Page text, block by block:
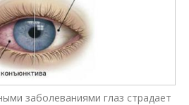
заболеваниями глаз страдает